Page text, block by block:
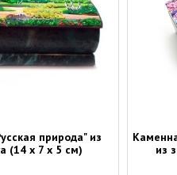
природа" из
(14 х 7 х 5 см)
из